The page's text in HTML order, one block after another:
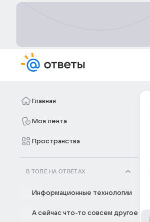
Главная
Моя лента
Пространства
В ТОПЕ НА ОТВЕТАХ
Информационные технологии
А сейчас что-то совсем другое